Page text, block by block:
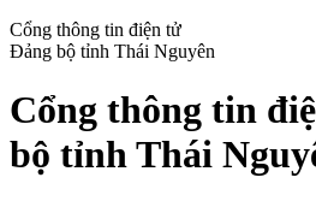
Cổng thông tin điện tử
Đảng bộ tỉnh Thái Nguyên
Cổng thông tin
bộ tỉnh Thái